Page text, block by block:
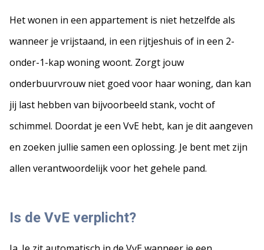
Het wonen in een appartement is niet hetzelfde als
wanneer je vrijstaand, in een rijtjeshuis of in een 2-
onder-1-kap woning woont. Zorgt jouw
onderbuurvrouw niet goed voor haar woning, dan kan
jij last hebben van bijvoorbeeld stank, vocht of
schimmel. Doordat je een VvE hebt, kan je dit aangeven
en zoeken jullie samen een oplossing. Je bent met zijn
allen verantwoordelijk voor het gehele pand.
Is de VvE verplicht?